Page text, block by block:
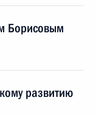
Борисовым
развитию